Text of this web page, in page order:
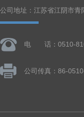
公司地址：江苏省江阴市
电 话：0510-